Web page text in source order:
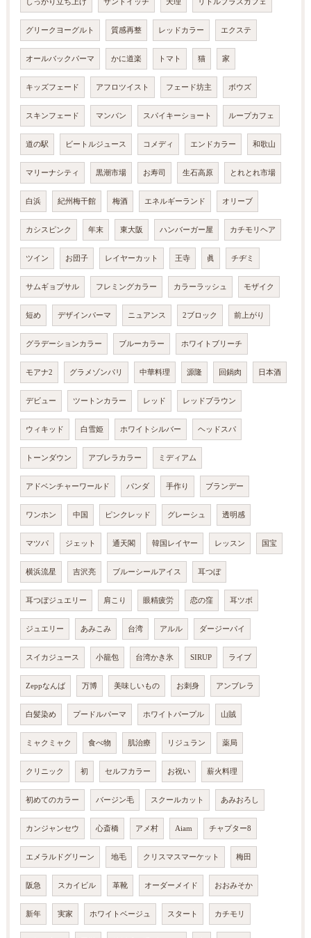
しっかり立ち上げ サンドイッチ 天理 リトルプラスカフェ
グリークヨーグルト 質感再整 レッドカラー エクステ
オールバックパーマ かに道楽 トマト 猫 家
キッズフェード アフロツイスト フェード坊主 ボウズ
スキンフェード マンバン スパイキーショート ループカフェ
道の駅 ビートルジュース コメディ エンドカラー 和歌山
マリーナシティ 黒潮市場 お寿司 生石高原 とれとれ市場
白浜 紀州梅干館 梅酒 エネルギーランド オリーブ
カシスピンク 年末 東大阪 ハンバーガー屋 カチモリヘア
ツイン お団子 レイヤーカット 王寺 眞 チヂミ
サムギョプサル フレミングカラー カラーラッシュ モザイク
短め デザインパーマ ニュアンス 2ブロック 前上がり
グラデーションカラー ブルーカラー ホワイトブリーチ
モアナ2 グラメゾンパリ 中華料理 源隆 回鍋肉 日本酒
デビュー ツートンカラー レッド レッドブラウン
ウィキッド 白雪姫 ホワイトシルバー ヘッドスパ
トーンダウン アブレラカラー ミディアム
アドベンチャーワールド パンダ 手作り ブランデー
ワンホン 中国 ピンクレッド グレーシュ 透明感
マツパ ジェット 通天閣 韓国レイヤー レッスン 国宝
横浜流星 吉沢亮 ブルーシールアイス 耳つぼ
耳つぼジュエリー 肩こり 眼精疲労 恋の窪 耳ツボ
ジュエリー あみこみ 台湾 アルル ダージーパイ
スイカジュース 小籠包 台湾かき氷 SIRUP ライブ
Zeppなんば 万博 美味しいもの お刺身 アンブレラ
白髪染め プードルパーマ ホワイトパープル 山賊
ミャクミャク 食べ物 肌治療 リジュラン 薬局
クリニック 初 セルフカラー お祝い 薪火料理
初めてのカラー バージン毛 スクールカット あみおろし
カンジャンセウ 心斎橋 アメ村 Aiam チャプター8
エメラルドグリーン 地毛 クリスマスマーケット 梅田
阪急 スカイビル 革靴 オーダーメイド おおみそか
新年 実家 ホワイトベージュ スタート カチモリ